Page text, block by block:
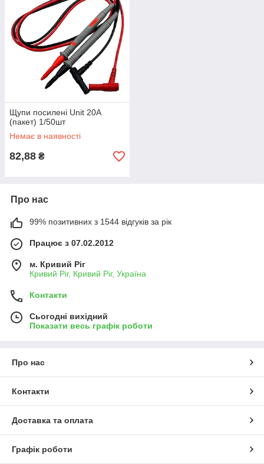
Щупи посилені Unit 20А
(пакет) 1/50шт
Немає в наявності
82,88 ₴
Про нас
99% позитивних з 1544 відгуків за рік
Працює з 07.02.2012
м. Кривий Ріг
Кривий Ріг, Кривий Ріг, Україна
Контакти
Сьогодні вихідний
Показати весь графік роботи
Про нас
Контакти
Доставка та оплата
Графік роботи